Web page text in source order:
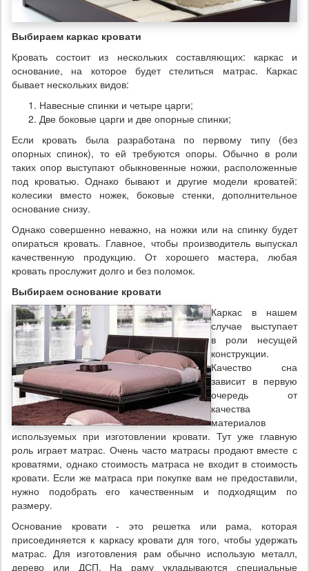
Выбираем каркас кровати
Кровать состоит из нескольких составляющих: каркас и
основание, на которое будет стелиться матрас. Каркас
бывает нескольких видов:
Навесные спинки и четыре царги;
Две боковые царги и две опорные спинки;
Если кровать была разработана по первому типу (без
опорных спинок), то ей требуются опоры. Обычно в роли
таких опор выступают обыкновенные ножки, расположенные
под кроватью. Однако бывают и другие модели кроватей:
колесики вместо ножек, боковые стенки, дополнительное
основание снизу.
Однако совершенно неважно, на ножки или на спинку будет
опираться кровать. Главное, чтобы производитель выпускал
качественную продукцию. От хорошего мастера, любая
кровать прослужит долго и без поломок.
Выбираем основание кровати
Каркас в нашем
случае выступает
в роли несущей
конструкции.
Качество сна
зависит в первую
очередь от
качества
материалов
используемых при изготовлении кровати. Тут уже главную
роль играет матрас. Очень часто матрасы продают вместе с
кроватями, однако стоимость матраса не входит в стоимость
кровати. Если же матраса при покупке вам не предоставили,
нужно подобрать его качественным и подходящим по
размеру.
Основание кровати - это решетка или рама, которая
присоединяется к каркасу кровати для того, чтобы удержать
матрас. Для изготовления рам обычно использую металл,
дерево или ДСП. На раму укладываются специальные